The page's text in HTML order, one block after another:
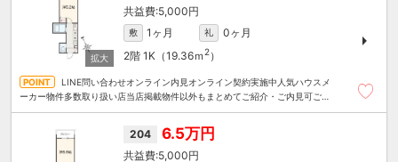
5,000円
敷 1ヶ月 礼
0ヶ月
2階 1K（19.36ｍ 2）
LINE問い合わせオンライン内見オンライン契約実施中人気ハウスメ
ーカー物件多数取り扱い店当店掲載物件以外もまとめてご紹介・ご内見可ご予
204 6.5万円
5,000円